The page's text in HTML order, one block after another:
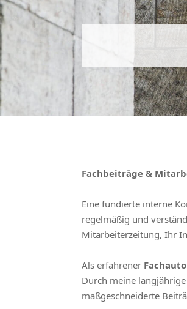
Fachbeiträge &
Eine fundierte interne
regelmäßig und
Mitarbeiterzeitung, Ihr
Als erfahrener
Durch meine
maßgeschneiderte